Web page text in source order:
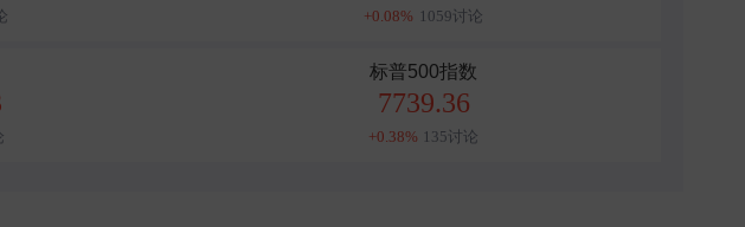
+0.08% 1059讨论
标普500指数
7739.36
+0.38% 135讨论